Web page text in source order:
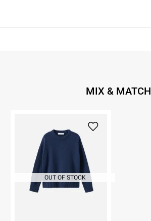
MIX & MATCH
OUT OF STOCK